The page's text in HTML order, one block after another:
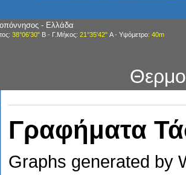
- Ελλάδα
: 38°06'30" Β- Γ.Μήκος: 21°35'42" Α- Υψόμετρο: 40m
Γραφήματα
Graphs generated by